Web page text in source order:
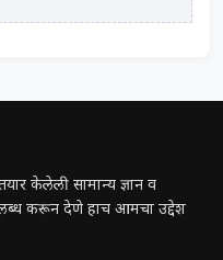
केलेली सामान्य ज्ञान व
करून देणे हाच आमचा उद्देश